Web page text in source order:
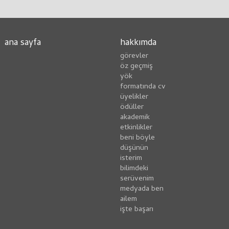
ana sayfa hakkımda
görevler
öz geçmiş
yök
formatında cv
üyelikler
ödüller
akademik
etkinlikler
beni böyle
düşünün
i̇sterim
bilimdeki
serüvenim
medyada ben
ailem
i̇şte başarı